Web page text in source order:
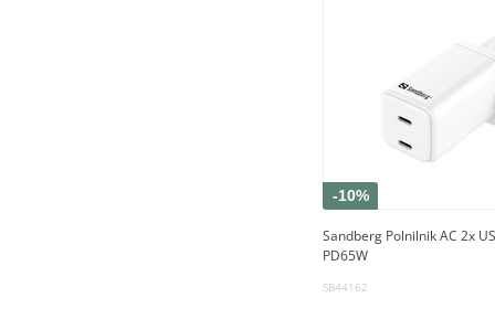
-10%
Sandberg Polnilnik AC 2x
PD65W
SB44162